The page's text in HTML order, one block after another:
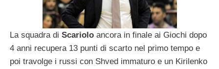
La squadra di Scariolo ancora in finale ai Giochi dopo
4 anni recupera 13 punti di scarto nel primo tempo e
poi travolge i russi con Shved immaturo e un Kirilenko